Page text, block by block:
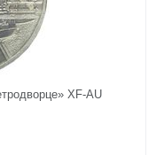
XF-AU